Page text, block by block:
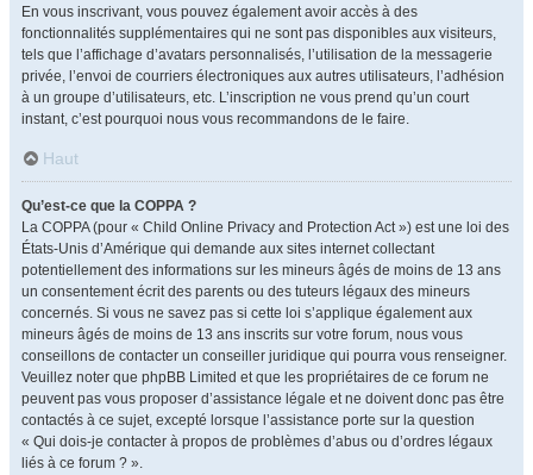
En vous inscrivant, vous pouvez également avoir accès à des
fonctionnalités supplémentaires qui ne sont pas disponibles aux visiteurs,
tels que l’affichage d’avatars personnalisés, l’utilisation de la messagerie
privée, l’envoi de courriers électroniques aux autres utilisateurs, l’adhésion
à un groupe d’utilisateurs, etc. L’inscription ne vous prend qu’un court
instant, c’est pourquoi nous vous recommandons de le faire.
Haut
Qu’est-ce que la COPPA ?
La COPPA (pour « Child Online Privacy and Protection Act ») est une loi des
États-Unis d’Amérique qui demande aux sites internet collectant
potentiellement des informations sur les mineurs âgés de moins de 13 ans
un consentement écrit des parents ou des tuteurs légaux des mineurs
concernés. Si vous ne savez pas si cette loi s’applique également aux
mineurs âgés de moins de 13 ans inscrits sur votre forum, nous vous
conseillons de contacter un conseiller juridique qui pourra vous renseigner.
Veuillez noter que phpBB Limited et que les propriétaires de ce forum ne
peuvent pas vous proposer d’assistance légale et ne doivent donc pas être
contactés à ce sujet, excepté lorsque l’assistance porte sur la question
« Qui dois-je contacter à propos de problèmes d’abus ou d’ordres légaux
liés à ce forum ? ».